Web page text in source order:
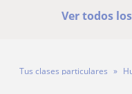
Ver todos
Tus clases particulares